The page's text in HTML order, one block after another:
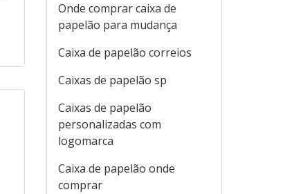
Onde comprar caixa de
papelão para mudança
Caixa de papelão correios
Caixas de papelão sp
Caixas de papelão
personalizadas com
logomarca
Caixa de papelão onde
comprar